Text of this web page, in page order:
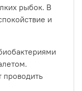
рыбок. В
и
проводить